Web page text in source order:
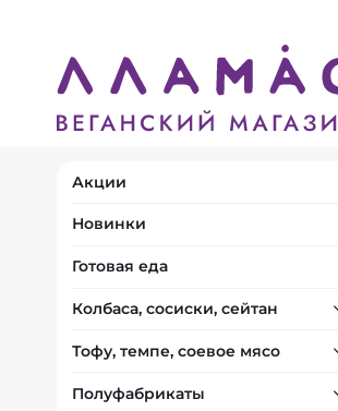
Акции
Новинки
Готовая еда
Колбаса, сосиски, сейтан
Тофу, темпе, соевое мясо
Полуфабрикаты